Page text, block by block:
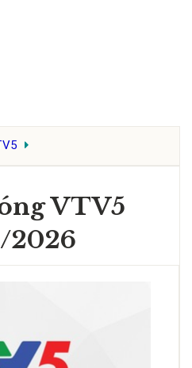
VTV5
2026